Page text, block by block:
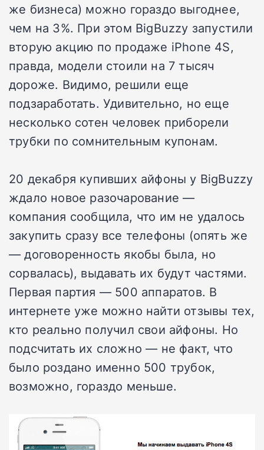
же бизнеса) можно гораздо выгоднее,
чем на 3%. При этом BigBuzzy запустили
вторую акцию по продаже iPhone 4S,
правда, модели стоили на 7 тысяч
дороже. Видимо, решили еще
подзаработать. Удивительно, но еще
несколько сотен человек приборели
трубки по сомнительным купонам.
20 декабря купивших айфоны у BigBuzzy
ждало новое разочарование —
компания сообщила, что им не удалось
закупить сразу все телефоны (опять же
— договоренность якобы была, но
сорвалась), выдавать их будут частями.
Первая партия — 500 аппаратов. В
интернете уже можно найти отзывы тех,
кто реально получил свои айфоны. Но
подсчитать их сложно — не факт, что
было роздано именно 500 трубок,
возможно, гораздо меньше.